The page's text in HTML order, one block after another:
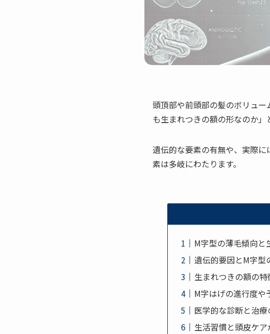
頭頂部や前頭部の髪のボリュ
も生まれつきの額の形なのか」
遺伝的な要素の有無や、実際
素は多岐にわたります。
M字型の薄毛傾向
遺伝的要因とM字型
生まれつきの額の
M字はげの進行度や
医学的な診断と治療
生活習慣と頭皮ケア